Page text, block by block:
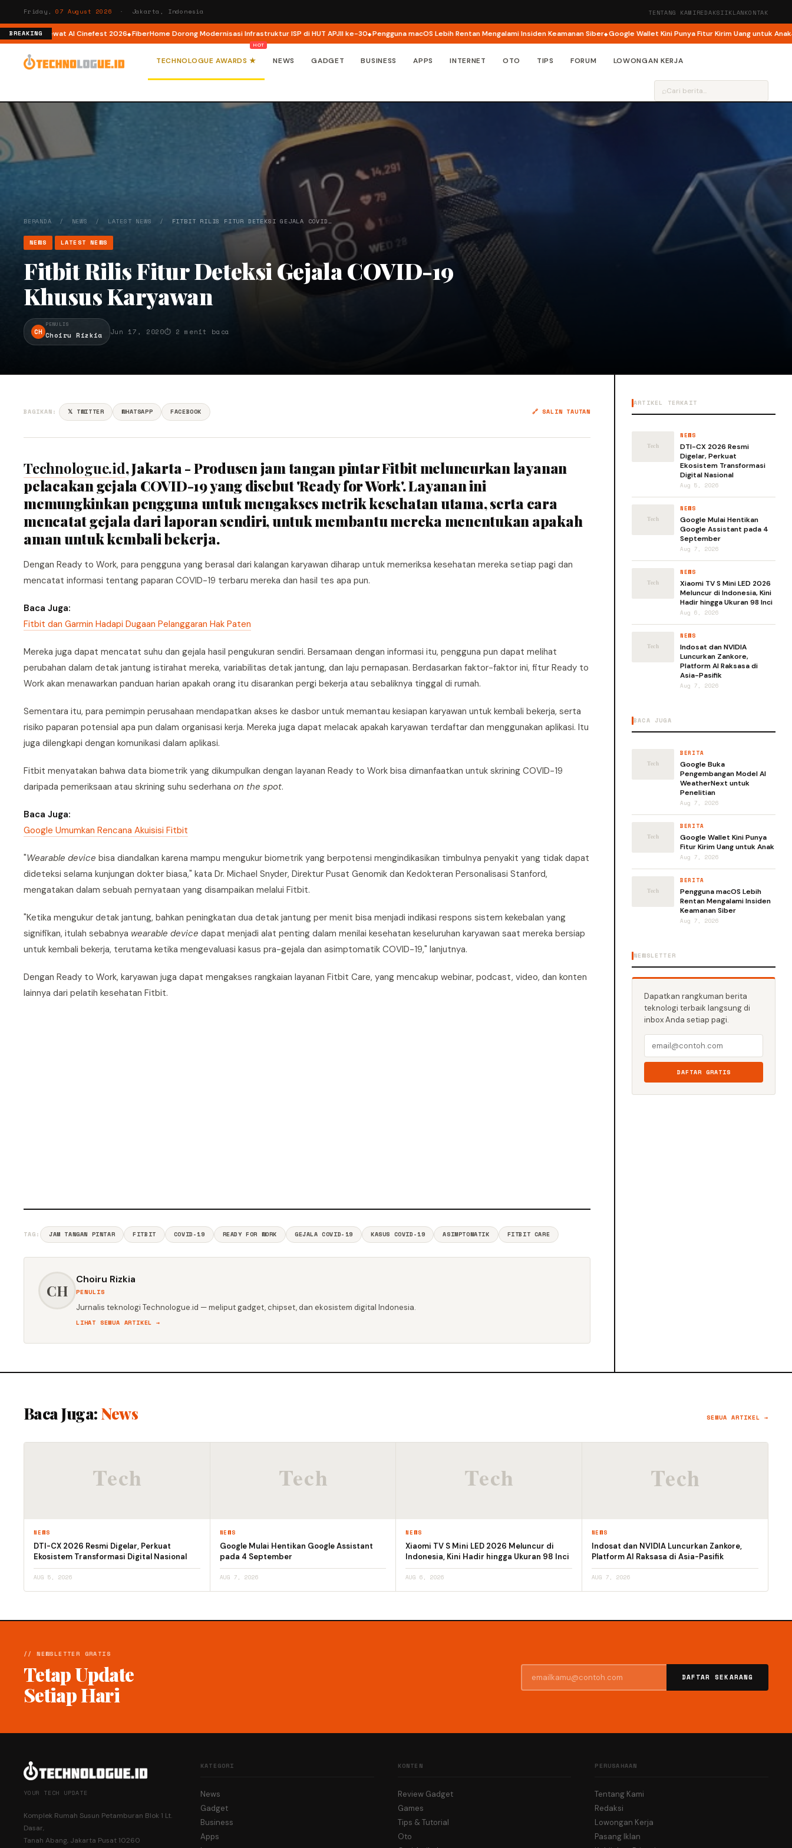
Friday,07 August 2026 · Jakarta, Indonesia TENTANG KAMIREDAKSIIKLANKONTAK
BREAKING
AI lewat AI Cinefest 2026 FiberHome Dorong Modernisasi Infrastruktur ISP di HUT APJII ke-30 Pengguna macOS Lebih Rentan Mengalami Insiden Keamanan Siber Google Wallet Kini Punya Fitur Kirim Uang untuk Anak
TECHNOLOGUE AWARDS ★ NEWS GADGET BUSINESS APPS INTERNET OTO TIPS FORUM LOWONGAN KERJA
⌕
BERANDA / NEWS / LATEST NEWS / FITBIT RILIS FITUR DETEKSI GEJALA COVID…
NEWS LATEST NEWS
Fitbit Rilis Fitur Deteksi Gejala COVID-19
Khusus Karyawan
CH
PENULIS
Choiru Rizkia Jun 17, 2020⏱ 2 menit baca
BAGIKAN: 𝕏 TWITTER WHATSAPP FACEBOOK 🔗 SALIN TAUTAN
Technologue.id, Jakarta - Produsen jam tangan pintar Fitbit meluncurkan layanan
pelacakan gejala COVID-19 yang disebut 'Ready for Work'. Layanan ini
memungkinkan pengguna untuk mengakses metrik kesehatan utama, serta cara
mencatat gejala dari laporan sendiri, untuk membantu mereka menentukan apakah
aman untuk kembali bekerja.
Dengan Ready to Work, para pengguna yang berasal dari kalangan karyawan diharap untuk memeriksa kesehatan mereka setiap pagi dan
mencatat informasi tentang paparan COVID-19 terbaru mereka dan hasil tes apa pun.
Baca Juga:
Fitbit dan Garmin Hadapi Dugaan Pelanggaran Hak Paten
Mereka juga dapat mencatat suhu dan gejala hasil pengukuran sendiri. Bersamaan dengan informasi itu, pengguna pun dapat melihat
perubahan dalam detak jantung istirahat mereka, variabilitas detak jantung, dan laju pernapasan. Berdasarkan faktor-faktor ini, fitur Ready to
Work akan menawarkan panduan harian apakah orang itu disarankan pergi bekerja atau sebaliknya tinggal di rumah.
Sementara itu, para pemimpin perusahaan mendapatkan akses ke dasbor untuk memantau kesiapan karyawan untuk kembali bekerja, serta
risiko paparan potensial apa pun dalam organisasi kerja. Mereka juga dapat melacak apakah karyawan terdaftar dan menggunakan aplikasi. Itu
juga dilengkapi dengan komunikasi dalam aplikasi.
Fitbit menyatakan bahwa data biometrik yang dikumpulkan dengan layanan Ready to Work bisa dimanfaatkan untuk skrining COVID-19
daripada pemeriksaan atau skrining suhu sederhana on the spot.
Baca Juga:
Google Umumkan Rencana Akuisisi Fitbit
"Wearable device bisa diandalkan karena mampu mengukur biometrik yang berpotensi mengindikasikan timbulnya penyakit yang tidak dapat
dideteksi selama kunjungan dokter biasa," kata Dr. Michael Snyder, Direktur Pusat Genomik dan Kedokteran Personalisasi Stanford,
mengatakan dalam sebuah pernyataan yang disampaikan melalui Fitbit.
"Ketika mengukur detak jantung, bahkan peningkatan dua detak jantung per menit bisa menjadi indikasi respons sistem kekebalan yang
signifikan, itulah sebabnya wearable device dapat menjadi alat penting dalam menilai kesehatan keseluruhan karyawan saat mereka bersiap
untuk kembali bekerja, terutama ketika mengevaluasi kasus pra-gejala dan asimptomatik COVID-19," lanjutnya.
Dengan Ready to Work, karyawan juga dapat mengakses rangkaian layanan Fitbit Care, yang mencakup webinar, podcast, video, dan konten
lainnya dari pelatih kesehatan Fitbit.
TAG: JAM TANGAN PINTAR FITBIT COVID-19 READY FOR WORK GEJALA COVID-19 KASUS COVID-19 ASIMPTOMATIK FITBIT CARE
CH
Choiru Rizkia
PENULIS
Jurnalis teknologi Technologue.id — meliput gadget, chipset, dan ekosistem digital Indonesia.
LIHAT SEMUA ARTIKEL →
ARTIKEL TERKAIT
NEWS
DTI-CX 2026 Resmi
Digelar, Perkuat
Ekosistem Transformasi
Digital Nasional
Aug 5, 2026
NEWS
Google Mulai Hentikan
Google Assistant pada 4
September
Aug 7, 2026
NEWS
Xiaomi TV S Mini LED 2026
Meluncur di Indonesia, Kini
Hadir hingga Ukuran 98 Inci
Aug 6, 2026
NEWS
Indosat dan NVIDIA
Luncurkan Zankore,
Platform AI Raksasa di
Asia-Pasifik
Aug 7, 2026
BACA JUGA
BERITA
Google Buka
Pengembangan Model AI
WeatherNext untuk
Penelitian
Aug 7, 2026
BERITA
Google Wallet Kini Punya
Fitur Kirim Uang untuk Anak
Aug 7, 2026
BERITA
Pengguna macOS Lebih
Rentan Mengalami Insiden
Keamanan Siber
Aug 7, 2026
NEWSLETTER
Dapatkan rangkuman berita
teknologi terbaik langsung di
inbox Anda setiap pagi.
DAFTAR GRATIS
Baca Juga: News SEMUA ARTIKEL →
NEWS
DTI-CX 2026 Resmi Digelar, Perkuat
Ekosistem Transformasi Digital Nasional
AUG 5, 2026
NEWS
Google Mulai Hentikan Google Assistant
pada 4 September
AUG 7, 2026
NEWS
Xiaomi TV S Mini LED 2026 Meluncur di
Indonesia, Kini Hadir hingga Ukuran 98 Inci
AUG 6, 2026
NEWS
Indosat dan NVIDIA Luncurkan Zankore,
Platform AI Raksasa di Asia-Pasifik
AUG 7, 2026
// NEWSLETTER GRATIS
Tetap Update
Setiap Hari
DAFTAR SEKARANG
YOUR TECH UPDATE
Komplek Rumah Susun Petamburan Blok 1 Lt.
Dasar,
Tanah Abang, Jakarta Pusat 10260
KATEGORI
News
Gadget
Business
Apps
KONTEN
Review Gadget
Games
Tips & Tutorial
Oto
PERUSAHAAN
Tentang Kami
Redaksi
Lowongan Kerja
Pasang Iklan